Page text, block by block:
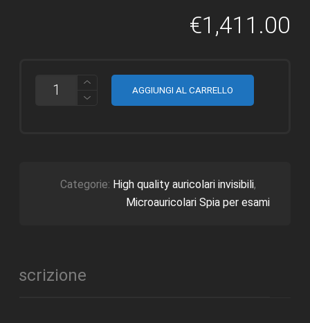
€1,411.00
TAKOON
AURICOLARI
AGGIUNGI AL CARRELLO
Categorie: High quality auricolari invisibili,
Microauricolari Spia per esami